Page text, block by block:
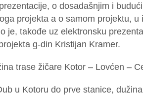
o dosadašnjim i
projekta a o samom projektu, u
je, takođe uz elektronsku
g-din Kristijan Kramer.
trase žičare Kotor – Lovćen –
u Kotoru do prve stanice,